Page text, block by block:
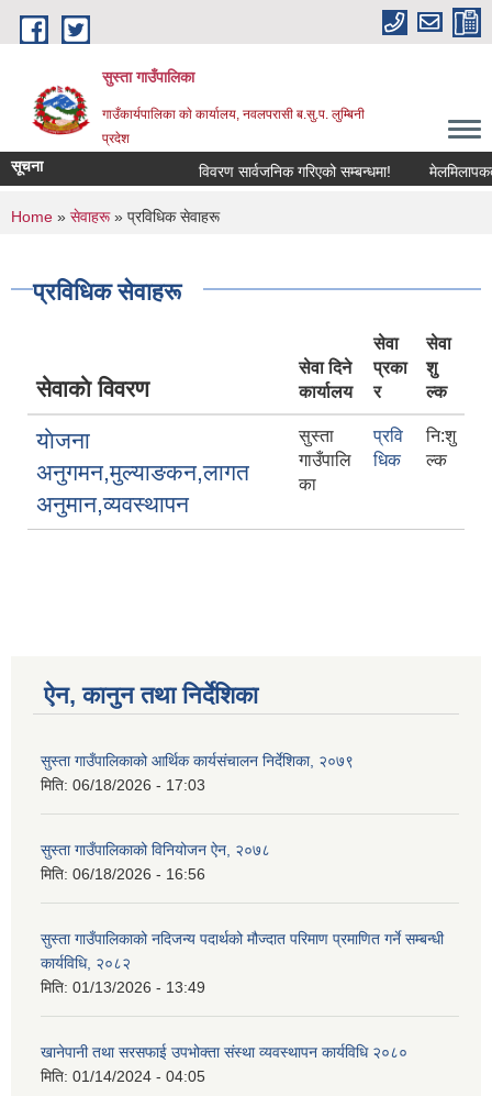
Skip to main content
सुस्ता गाउँपालिका
गाउँकार्यपालिका काे कार्यालय, नवलपरासी ब.सु.प. लुम्बिनी
प्रदेश
सूचना विवरण सार्वजनिक गरिएको सम्बन्धमा!
You are here
Home » सेवाहरू» प्रविधिक सेवाहरू
प्रविधिक सेवाहरू
सेवाकाे विवरण
सेवा दिने
कार्यालय
सेवा
प्रका
र
सेवा
शु
ल्क
याेजना
अनुगमन,मुल्याङकन,लागत
अनुमान,व्यवस्थापन
सुस्ता
गाउँपालि
का
प्रवि
धिक
नि:शु
ल्क
ऐन, कानुन तथा निर्देशिका
सुस्ता गाउँपालिकाको आर्थिक कार्यसंचालन निर्देशिका, २०७९
मिति: 06/18/2026 - 17:03
सुस्ता गाउँपालिकाको विनियोजन ऐन, २०७८
मिति: 06/18/2026 - 16:56
सुस्ता गाउँपालिकाको नदिजन्य पदार्थको मौज्दात परिमाण प्रमाणित गर्ने सम्बन्धी
कार्यविधि, २०८२
मिति: 01/13/2026 - 13:49
खानेपानी तथा सरसफाई उपभोक्ता संस्था व्यवस्थापन कार्यविधि २०८०
मिति: 01/14/2024 - 04:05